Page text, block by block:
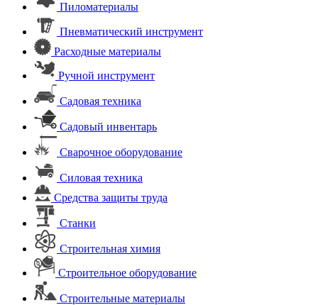
Пиломатериалы
Пневматический инструмент
Расходные материалы
Ручной инструмент
Садовая техника
Садовый инвентарь
Сварочное оборудование
Силовая техника
Средства защиты труда
Станки
Строительная химия
Строительное оборудование
Строительные материалы